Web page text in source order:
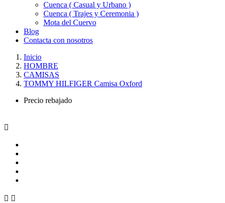
Cuenca ( Casual y Urbano )
Cuenca ( Trajes y Ceremonia )
Mota del Cuervo
Blog
Contacta con nosotros
Inicio
HOMBRE
CAMISAS
TOMMY HILFIGER Camisa Oxford
Precio rebajado

 